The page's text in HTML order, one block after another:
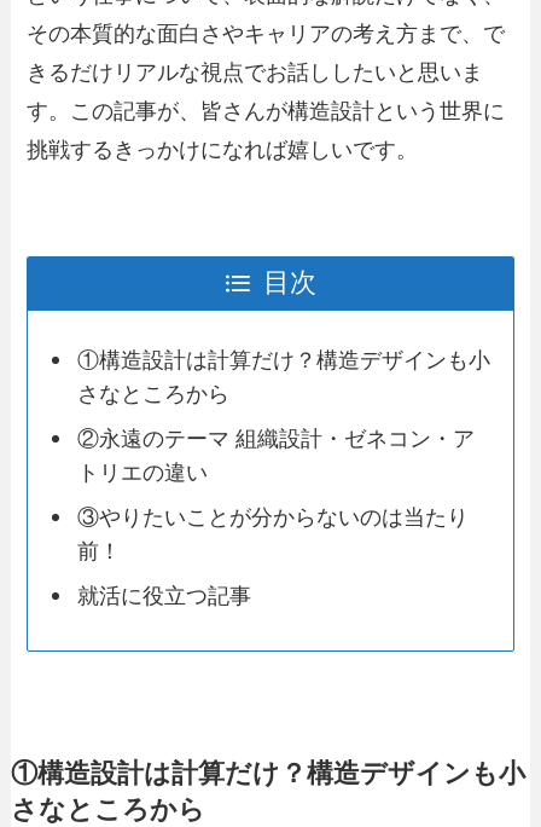
その本質的な面白さやキャリアの考え方まで、で
きるだけリアルな視点でお話ししたいと思いま
す。この記事が、皆さんが構造設計という世界に
挑戦するきっかけになれば嬉しいです。
目次
①構造設計は計算だけ？構造デザインも小
さなところから
②永遠のテーマ 組織設計・ゼネコン・ア
トリエの違い
③やりたいことが分からないのは当たり
前！
就活に役立つ記事
①構造設計は計算だけ？構造デザインも小
さなところから